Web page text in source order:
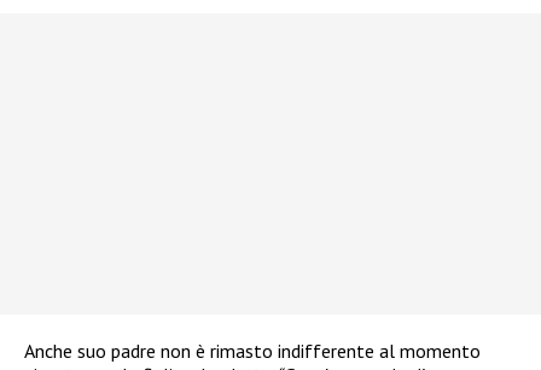
Anche suo padre non è rimasto indifferente al momento